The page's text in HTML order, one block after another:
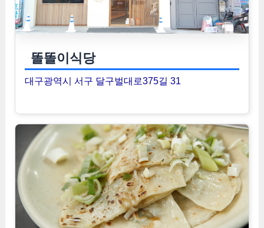
똘똘이식당
대구광역시 서구 달구벌대로375길 31